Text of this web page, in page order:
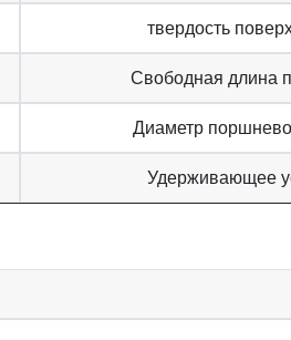
твердость
Свободная длина
Диаметр
Удерживающее